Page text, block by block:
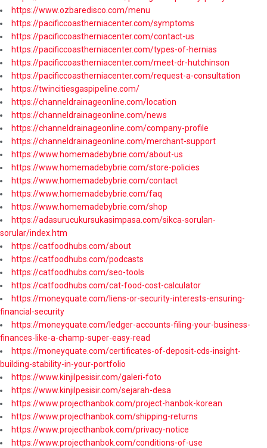
https://www.ozbaredisco.com/menu
https://pacificcoastherniacenter.com/symptoms
https://pacificcoastherniacenter.com/contact-us
https://pacificcoastherniacenter.com/types-of-hernias
https://pacificcoastherniacenter.com/meet-dr-hutchinson
https://pacificcoastherniacenter.com/request-a-consultation
https://twincitiesgaspipeline.com/
https://channeldrainageonline.com/location
https://channeldrainageonline.com/news
https://channeldrainageonline.com/company-profile
https://channeldrainageonline.com/merchant-support
https://www.homemadebybrie.com/about-us
https://www.homemadebybrie.com/store-policies
https://www.homemadebybrie.com/contact
https://www.homemadebybrie.com/faq
https://www.homemadebybrie.com/shop
https://adasurucukursukasimpasa.com/sikca-sorulan-
sorular/index.htm
https://catfoodhubs.com/about
https://catfoodhubs.com/podcasts
https://catfoodhubs.com/seo-tools
https://catfoodhubs.com/cat-food-cost-calculator
https://moneyquate.com/liens-or-security-interests-ensuring-
financial-security
https://moneyquate.com/ledger-accounts-filing-your-business-
finances-like-a-champ-super-easy-read
https://moneyquate.com/certificates-of-deposit-cds-insight-
building-stability-in-your-portfolio
https://www.kinjilpesisir.com/galeri-foto
https://www.kinjilpesisir.com/sejarah-desa
https://www.projecthanbok.com/project-hanbok-korean
https://www.projecthanbok.com/shipping-returns
https://www.projecthanbok.com/privacy-notice
https://www.projecthanbok.com/conditions-of-use